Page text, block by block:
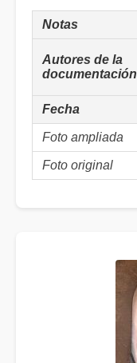
Notas
Autores de la
documentación
Fecha
Foto ampliada
Foto original